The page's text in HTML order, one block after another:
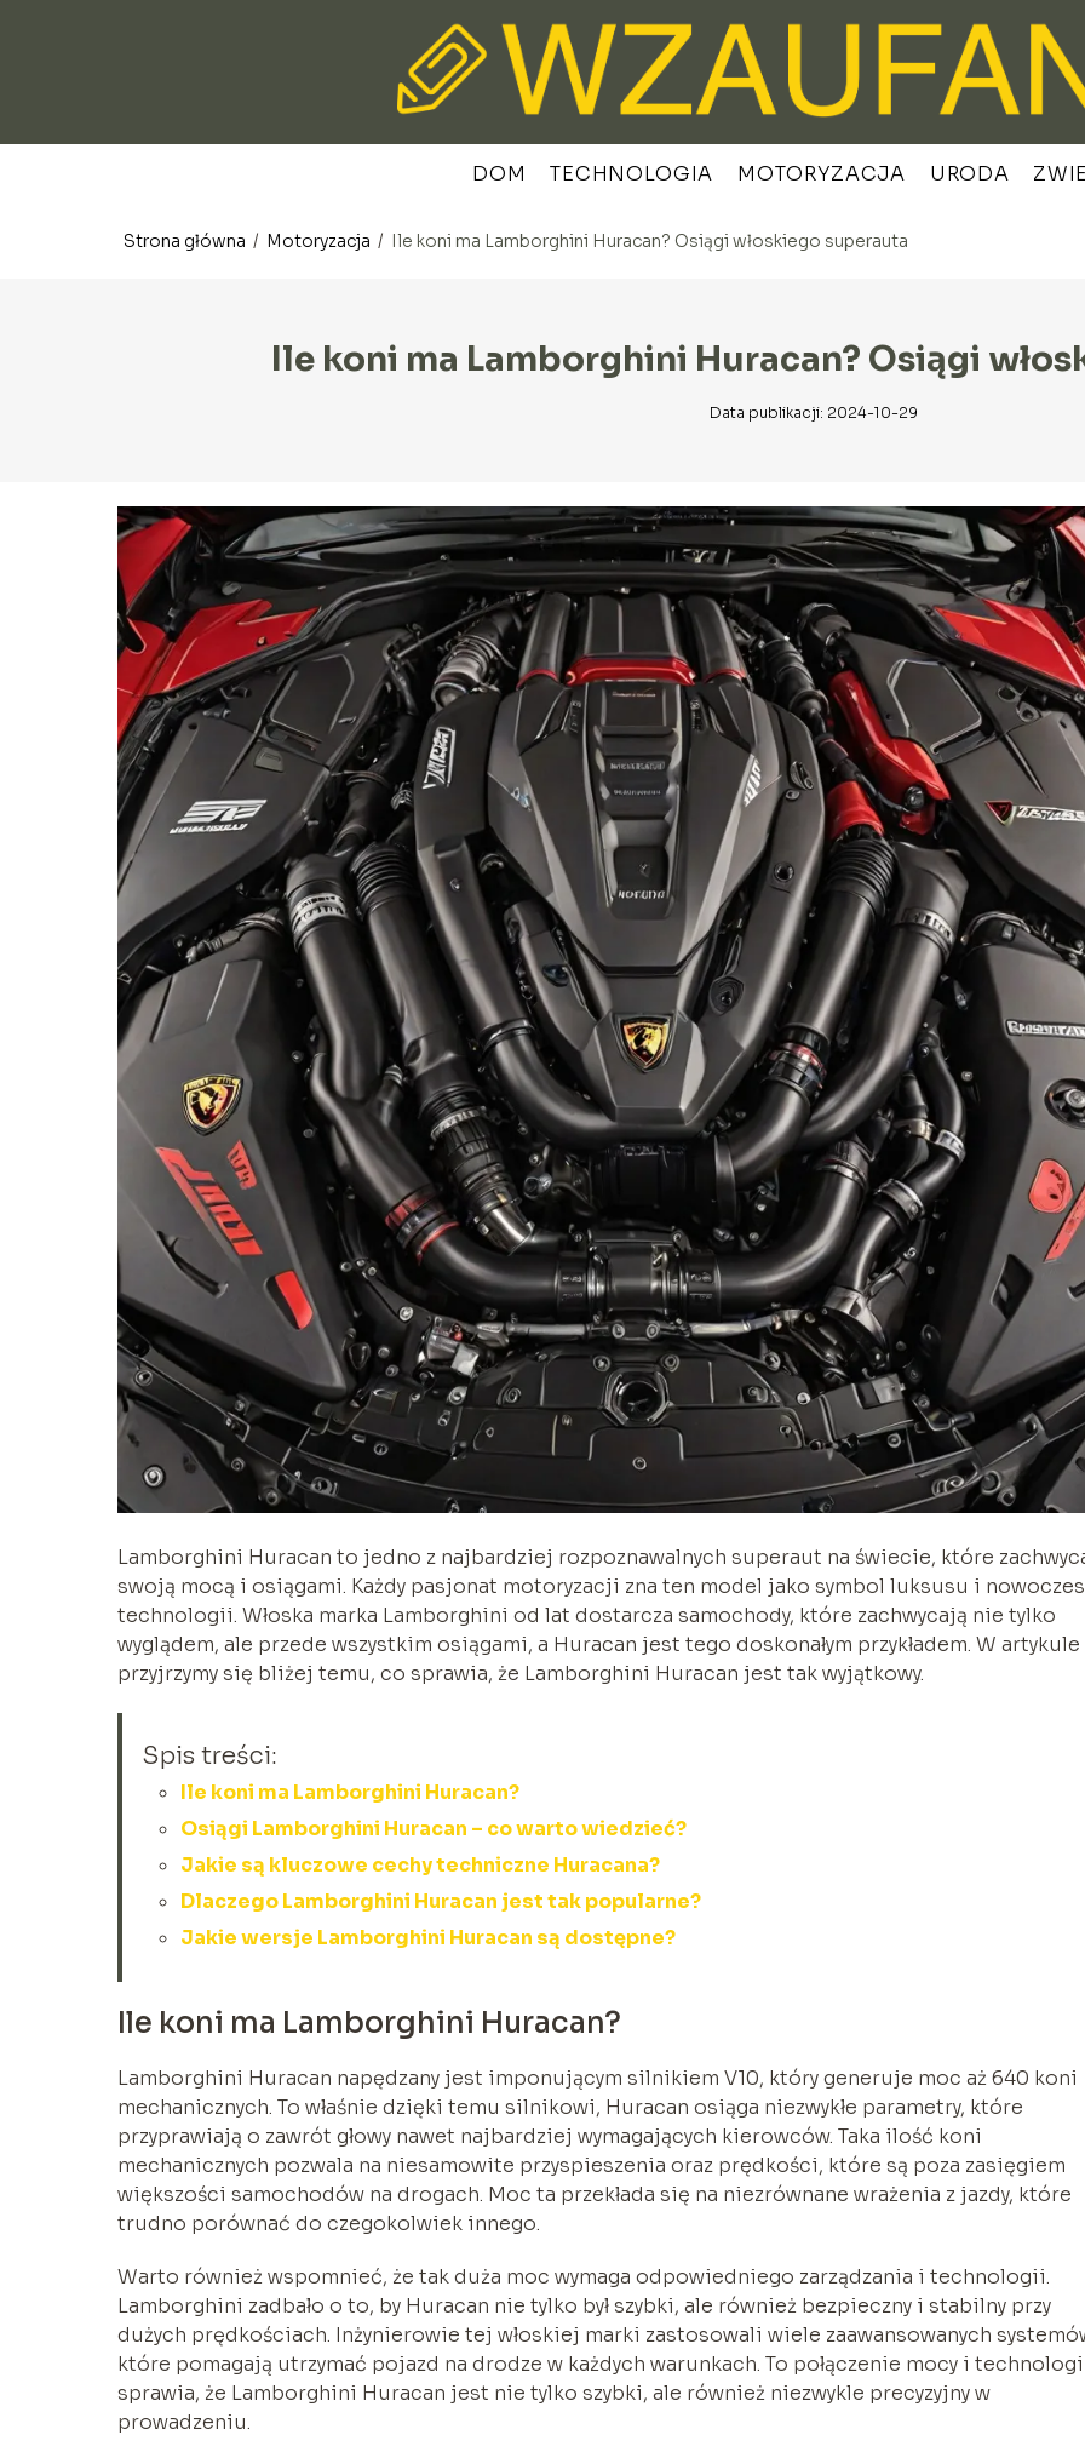
DOM TECHNOLOGIA MOTORYZACJA URODA
Strona główna / Motoryzacja / Ile koni ma Lamborghini Huracan? Osiągi włoskiego superauta
Ile koni ma Lamborghini Huracan? Osiągi
Data publikacji: 2024-10-29
Lamborghini Huracan to jedno z najbardziej rozpoznawalnych superaut na świecie, które
swoją mocą i osiągami. Każdy pasjonat motoryzacji zna ten model jako symbol luksusu i
technologii. Włoska marka Lamborghini od lat dostarcza samochody, które zachwycają nie tylko
wyglądem, ale przede wszystkim osiągami, a Huracan jest tego doskonałym przykładem. W artykule
przyjrzymy się bliżej temu, co sprawia, że Lamborghini Huracan jest tak wyjątkowy.
Spis treści:
Ile koni ma Lamborghini Huracan?
Osiągi Lamborghini Huracan – co warto wiedzieć?
Jakie są kluczowe cechy techniczne Huracana?
Dlaczego Lamborghini Huracan jest tak popularne?
Jakie wersje Lamborghini Huracan są dostępne?
Ile koni ma Lamborghini Huracan?
Lamborghini Huracan napędzany jest imponującym silnikiem V10, który generuje moc aż 640 koni
mechanicznych. To właśnie dzięki temu silnikowi, Huracan osiąga niezwykłe parametry, które
przyprawiają o zawrót głowy nawet najbardziej wymagających kierowców. Taka ilość koni
mechanicznych pozwala na niesamowite przyspieszenia oraz prędkości, które są poza zasięgiem
większości samochodów na drogach. Moc ta przekłada się na niezrównane wrażenia z jazdy, które
trudno porównać do czegokolwiek innego.
Warto również wspomnieć, że tak duża moc wymaga odpowiedniego zarządzania i technologii.
Lamborghini zadbało o to, by Huracan nie tylko był szybki, ale również bezpieczny i stabilny przy
dużych prędkościach. Inżynierowie tej włoskiej marki zastosowali wiele zaawansowanych
które pomagają utrzymać pojazd na drodze w każdych warunkach. To połączenie mocy i
sprawia, że Lamborghini Huracan jest nie tylko szybki, ale również niezwykle precyzyjny w
prowadzeniu.